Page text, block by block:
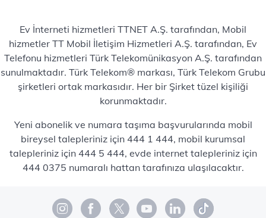
Ev İnterneti hizmetleri TTNET A.Ş. tarafından, Mobil
hizmetler TT Mobil İletişim Hizmetleri A.Ş. tarafından, Ev
Telefonu hizmetleri Türk Telekomünikasyon A.Ş. tarafından
sunulmaktadır. Türk Telekom® markası, Türk Telekom Grubu
şirketleri ortak markasıdır. Her bir Şirket tüzel kişiliği
korunmaktadır.
Yeni abonelik ve numara taşıma başvurularında mobil
bireysel talepleriniz için 444 1 444, mobil kurumsal
talepleriniz için 444 5 444, evde internet talepleriniz için
444 0375 numaralı hattan tarafınıza ulaşılacaktır.